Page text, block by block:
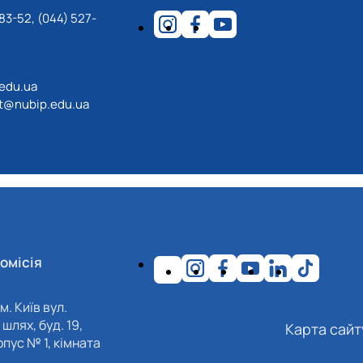
52, (044) 527-
Київ вул.
буд. 19,
№ 1, кімната
Карта